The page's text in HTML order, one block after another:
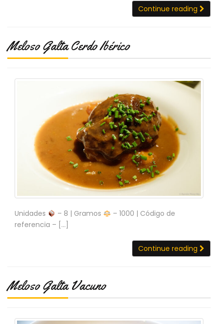
Continue reading
Meloso Galta Cerdo Ibérico
Unidades – 8 | Gramos
– 1000 | Código de
referencia – […]
Continue reading
Meloso Galta Vacuno